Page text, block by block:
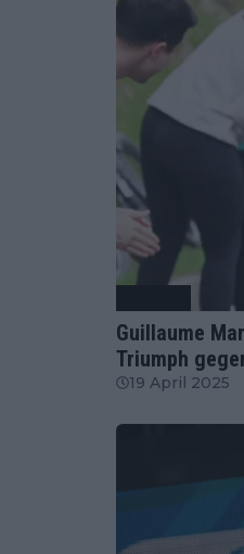
Guillaume
Triumph
19 April 2025